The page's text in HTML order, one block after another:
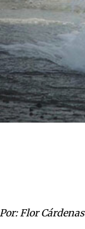
Por: Flor Cárdenas